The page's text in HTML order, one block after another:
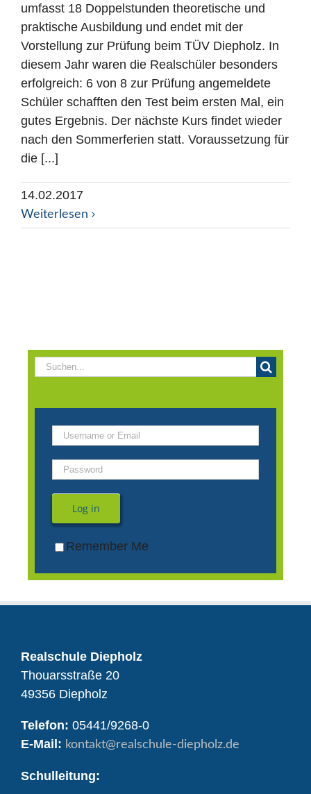
umfasst 18 Doppelstunden theoretische und
praktische Ausbildung und endet mit der
Vorstellung zur Prüfung beim TÜV Diepholz. In
diesem Jahr waren die Realschüler besonders
erfolgreich: 6 von 8 zur Prüfung angemeldete
Schüler schafften den Test beim ersten Mal, ein
gutes Ergebnis. Der nächste Kurs findet wieder
nach den Sommerferien statt. Voraussetzung für
die [...]
14.02.2017
Weiterlesen
Suche
Log in
Remember Me
Realschule Diepholz
Thouarsstraße 20
49356 Diepholz
Telefon: 05441/9268-0
E-Mail: kontakt@realschule-diepholz.de
Schulleitung: